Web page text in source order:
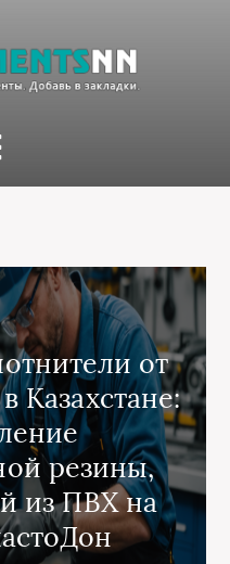
от
Казахстане:
резины,
из ПВХ на